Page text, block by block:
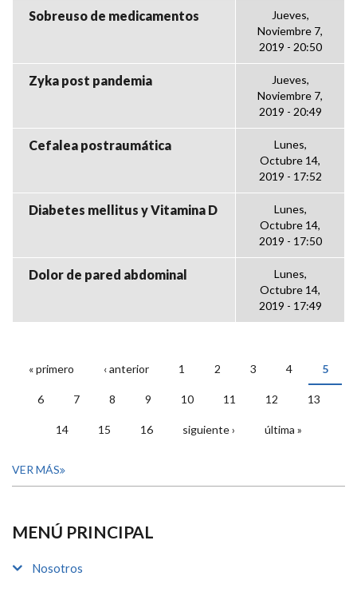
Sobreuso de medicamentos
Jueves,
Noviembre 7,
2019 - 20:50
Zyka post pandemia
Jueves,
Noviembre 7,
2019 - 20:49
Cefalea postraumática
Lunes,
Octubre 14,
2019 - 17:52
Diabetes mellitus y Vitamina D
Lunes,
Octubre 14,
2019 - 17:50
Dolor de pared abdominal
Lunes,
Octubre 14,
2019 - 17:49
PÁGINAS
« primero ‹ anterior 1 2 3 4 5
6 7 8 9 10 11 12 13
14 15 16 siguiente › última »
VER MÁS
MENÚ PRINCIPAL
Nosotros